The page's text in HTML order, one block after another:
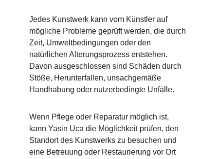
Jedes Kunstwerk kann vom Künstler auf
mögliche Probleme geprüft werden, die durch
Zeit, Umweltbedingungen oder den
natürlichen Alterungsprozess entstehen.
Davon ausgeschlossen sind Schäden durch
Stöße, Herunterfallen, unsachgemäße
Handhabung oder nutzerbedingte Unfälle.
Wenn Pflege oder Reparatur möglich ist,
kann Yasin Uca die Möglichkeit prüfen, den
Standort des Kunstwerks zu besuchen und
eine Betreuung oder Restaurierung vor Ort